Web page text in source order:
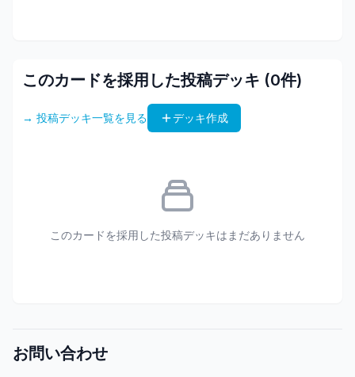
このカードを採用した投稿デッキ (0件)
→ 投稿デッキ一覧を見る デッキ作成
このカードを採用した投稿デッキはまだありません
お問い合わせ